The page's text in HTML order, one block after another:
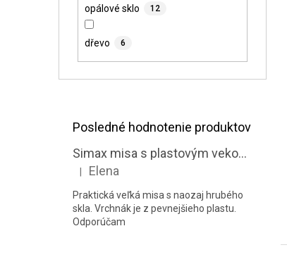
opálové sklo 12
dřevo 6
Posledné hodnotenie produktov
Simax misa s plastovým vekom 3,5 l
Hodnotenie produktu je 5 z 5 hviezdičiek.
Elena
Praktická veľká misa s naozaj hrubého
skla. Vrchnák je z pevnejšieho plastu.
Odporúčam